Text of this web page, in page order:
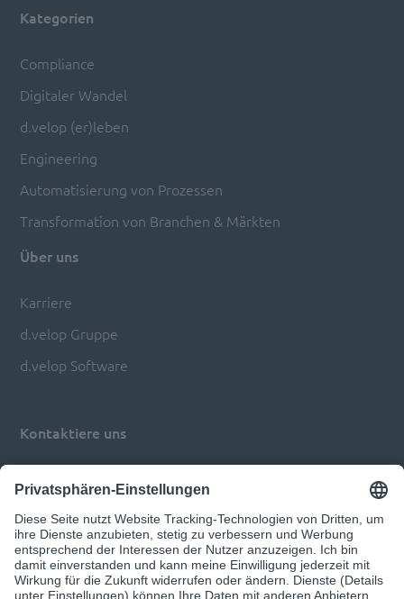
Kategorien
Compliance
Digitaler Wandel
d.velop (er)leben
Engineering
Automatisierung von Prozessen
Transformation von Branchen & Märkten
Über uns
Karriere
d.velop Gruppe
d.velop Software
Kontaktiere uns
Impressum
Datenschutz